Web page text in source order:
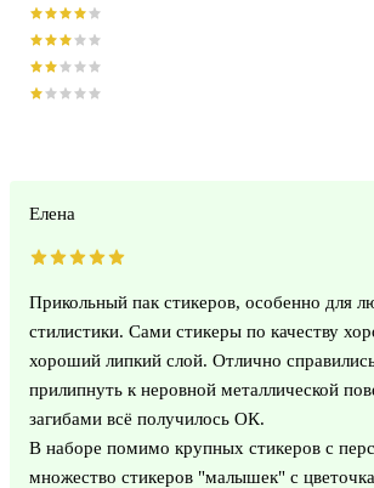
Елена
Прикольный пак стикеров, особенно для
стилистики. Сами стикеры по качеству
хороший липкий слой. Отлично
прилипнуть к неровной металлической
загибами всё получилось ОК.
В наборе помимо крупных стикеров с
множество стикеров "малышек" с